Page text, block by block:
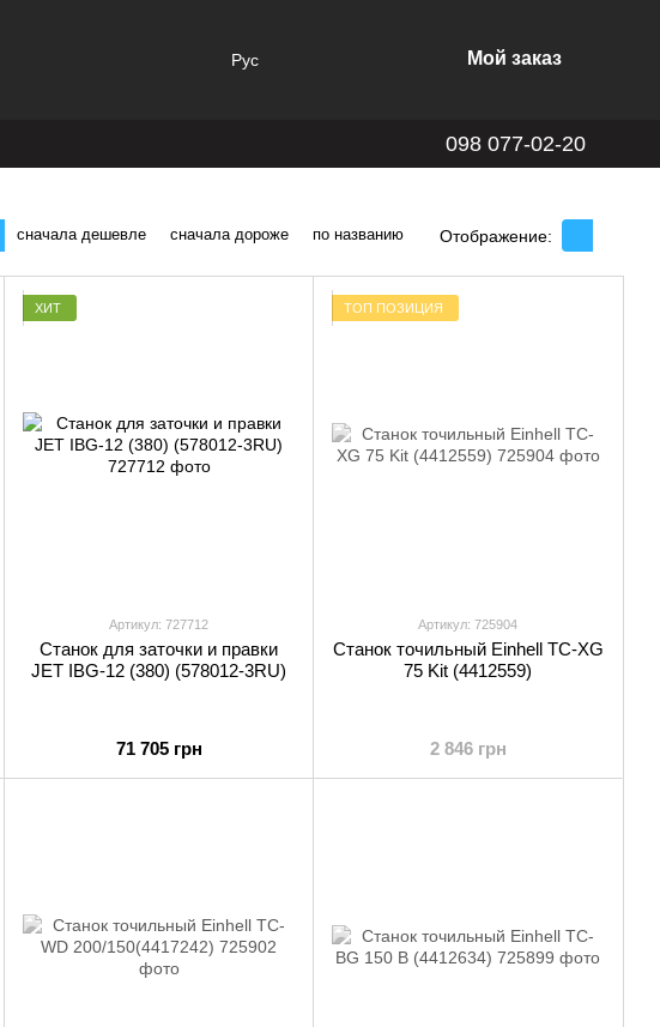
Рус Мой заказ
098 077-02-20
сначала дешевле сначала дороже по названию Отображение:
ХИТ
Артикул: 727712
Станок для заточки и правки
JET IBG-12 (380) (578012-3RU)
71 705 грн
ТОП ПОЗИЦИЯ
Артикул: 725904
Станок точильный Einhell TC-XG
75 Kit (4412559)
2 846 грн